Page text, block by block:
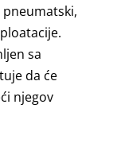
pneumatski,
sa
da će
njegov